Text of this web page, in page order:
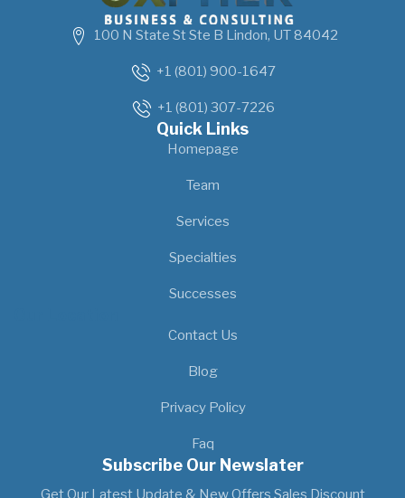
100 N State St Ste B Lindon, UT 84042
+1 (801) 900-1647
+1 (801) 307-7226
Quick Links
Homepage
Team
Services
Specialties
Successes
Contact Us
Blog
Privacy Policy
Faq
Subscribe Our Newslater
Get Our Latest Update & New Offers Sales Discount